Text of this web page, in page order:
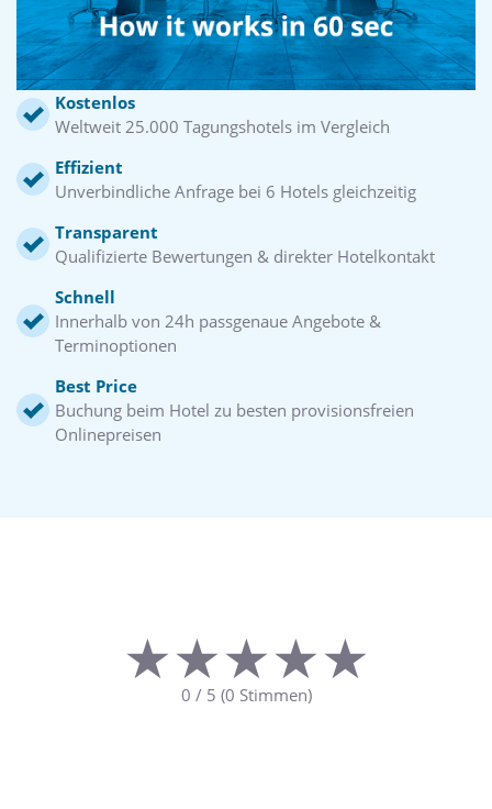
Kostenlos
Weltweit 25.000 Tagungshotels im Vergleich
Effizient
Unverbindliche Anfrage bei 6 Hotels gleichzeitig
Transparent
Qualifizierte Bewertungen & direkter Hotelkontakt
Schnell
Innerhalb von 24h passgenaue Angebote &
Terminoptionen
Best Price
Buchung beim Hotel zu besten provisionsfreien
Onlinepreisen
★★★★★
★★★★★
0 / 5 (0 Stimmen)